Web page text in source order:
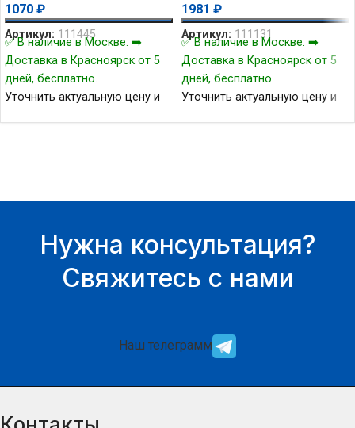
1070 ₽
Артикул: 111445
✅ В наличие в Москве. ➡️
Доставка в Красноярск от 5
дней, бесплатно.
Уточнить актуальную цену и
1981 ₽
Артикул: 111131
✅ В наличие в Москве. ➡️
Доставка в Красноярск от 5
дней, бесплатно.
Уточнить актуальную цену и
Нужна консультация?
Свяжитесь с нами
Наш телеграмм